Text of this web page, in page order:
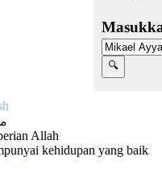
Allah
kehidupan yang baik